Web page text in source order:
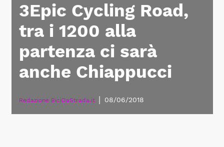
3Epic Cycling Road,
tra i 1200 alla
partenza ci sarà
anche Chiappucci
Redazione BiciDaStrada.it 08/06/2018